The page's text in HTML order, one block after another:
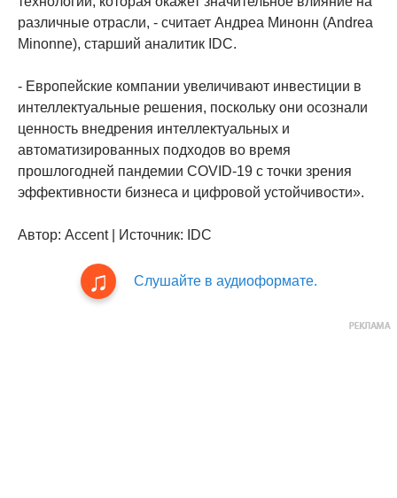
различные отрасли, - считает Андреа Минонн (Andrea
Minonne), старший аналитик IDC.
- Европейские компании увеличивают инвестиции в
интеллектуальные решения, поскольку они осознали
ценность внедрения интеллектуальных и
автоматизированных подходов во время
прошлогодней пандемии COVID-19 с точки зрения
эффективности бизнеса и цифровой устойчивости».
Автор: Accent | Источник: IDC
Слушайте в аудиоформате.